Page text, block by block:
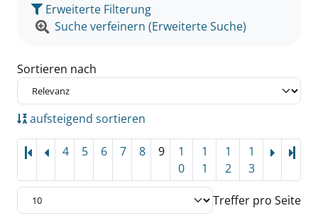
Erweiterte Filterung
Suche verfeinern (Erweiterte Suche)
Sortieren nach
aufsteigend sortieren
4 5 6 7 8 9
1
0
1
1
1
2
1
3
Treffer pro Seite